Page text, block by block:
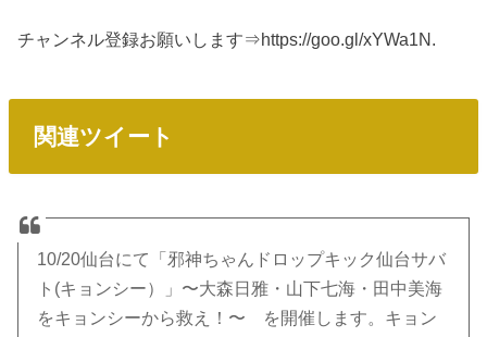
チャンネル登録お願いします⇒https://goo.gl/xYWa1N.
関連ツイート
10/20仙台にて「邪神ちゃんドロップキック仙台サバ
ト(キョンシー）」〜大森日雅・山下七海・田中美海
をキョンシーから救え！〜 を開催します。キョン